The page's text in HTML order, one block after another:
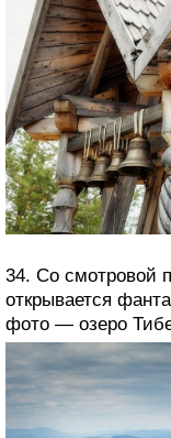
34. Со смотровой
открывается
фото — озеро